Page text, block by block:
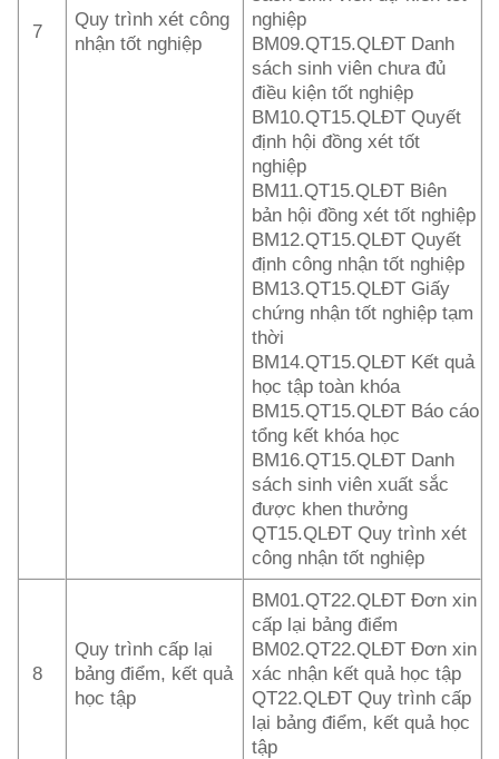
7
Quy trình xét công
nhận tốt nghiệp
nghiệp
BM09.QT15.QLĐT Danh
sách sinh viên chưa đủ
điều kiện tốt nghiệp
BM10.QT15.QLĐT Quyết
định hội đồng xét tốt
nghiệp
BM11.QT15.QLĐT Biên
bản hội đồng xét tốt nghiệp
BM12.QT15.QLĐT Quyết
định công nhận tốt nghiệp
BM13.QT15.QLĐT Giấy
chứng nhận tốt nghiệp tạm
thời
BM14.QT15.QLĐT Kết quả
học tập toàn khóa
BM15.QT15.QLĐT Báo cáo
tổng kết khóa học
BM16.QT15.QLĐT Danh
sách sinh viên xuất sắc
được khen thưởng
QT15.QLĐT Quy trình xét
công nhận tốt nghiệp
8
Quy trình cấp lại
bảng điểm, kết quả
học tập
BM01.QT22.QLĐT Đơn xin
cấp lại bảng điểm
BM02.QT22.QLĐT Đơn xin
xác nhận kết quả học tập
QT22.QLĐT Quy trình cấp
lại bảng điểm, kết quả học
tập